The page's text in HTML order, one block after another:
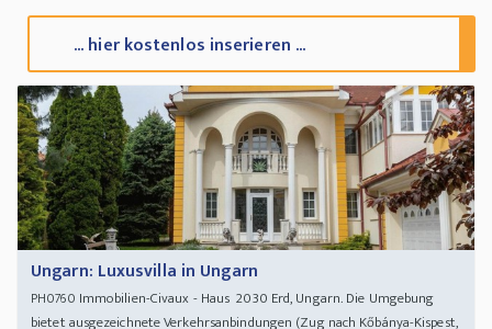
... hier kostenlos inserieren ...
Ungarn: Luxusvilla in Ungarn
PH0760 Immobilien-Civaux - Haus 2030 Erd, Ungarn. Die Umgebung
bietet ausgezeichnete Verkehrsanbindungen (Zug nach Kőbánya-Kispest,